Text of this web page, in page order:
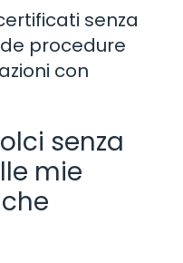
senza
procedure
con
senza
mie